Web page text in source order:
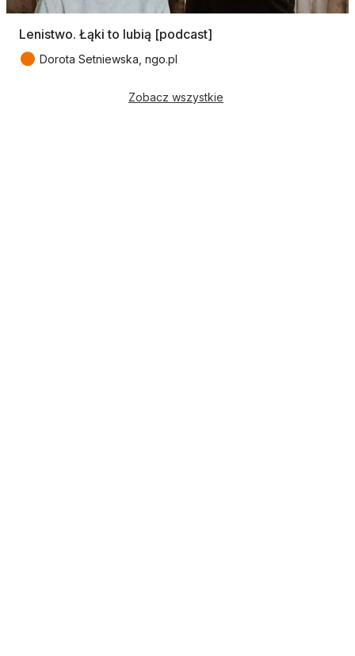
Lenistwo. Łąki to lubią [podcast]
● Dorota Setniewska, ngo.pl
Zobacz wszystkie